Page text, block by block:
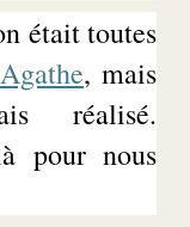
était toutes
, mais
réalisé.
pour nous